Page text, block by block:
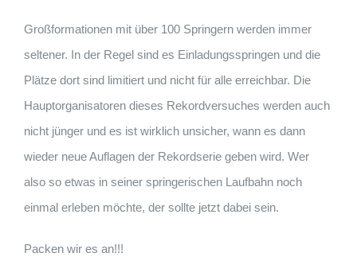
Großformationen mit über 100 Springern werden immer
seltener. In der Regel sind es Einladungsspringen und die
Plätze dort sind limitiert und nicht für alle erreichbar. Die
Hauptorganisatoren dieses Rekordversuches werden auch
nicht jünger und es ist wirklich unsicher, wann es dann
wieder neue Auflagen der Rekordserie geben wird. Wer
also so etwas in seiner springerischen Laufbahn noch
einmal erleben möchte, der sollte jetzt dabei sein.
Packen wir es an!!!